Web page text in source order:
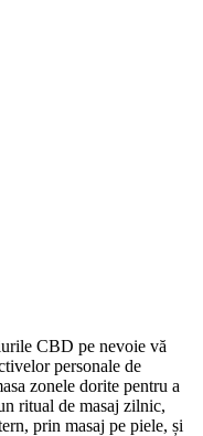
CBD pe nevoie vă
personale de
zonele dorite pentru a
ritual de masaj zilnic,
prin masaj pe piele, și